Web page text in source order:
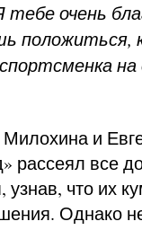
очень
положиться,
и
рассеял все
узнав, что их
Однако